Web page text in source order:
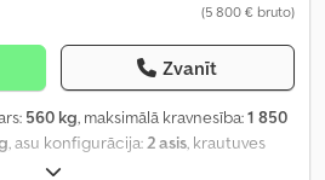
(5 800 € bruto)
Zvanīt
560 kg, maksimālā kravnesība:1 850
, asu konfigurācija:2 asis, krautuves
vietas platums: